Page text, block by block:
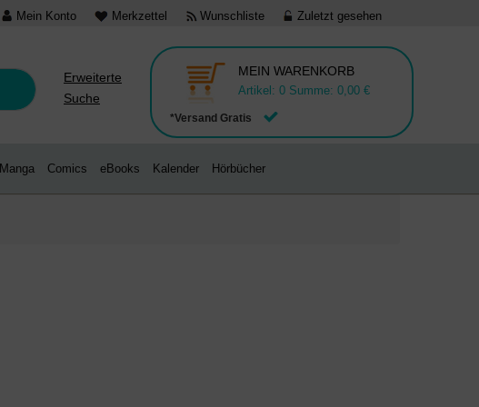
Mein Konto Merkzettel Wunschliste Zuletzt gesehen
Erweiterte
Suche
*Versand Gratis
MEIN WARENKORB
Artikel: 0 Summe: 0,00 €
Manga Comics eBooks Kalender Hörbücher